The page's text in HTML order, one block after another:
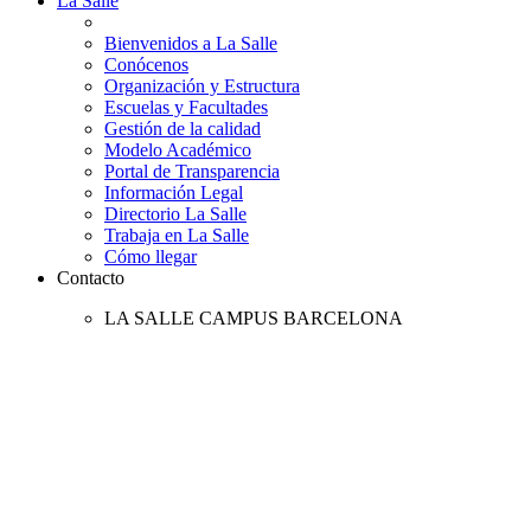
Bienvenidos a La Salle
Conócenos
Organización y Estructura
Escuelas y Facultades
Gestión de la calidad
Modelo Académico
Portal de Transparencia
Información Legal
Directorio La Salle
Trabaja en La Salle
Cómo llegar
Contacto
LA SALLE CAMPUS BARCELONA